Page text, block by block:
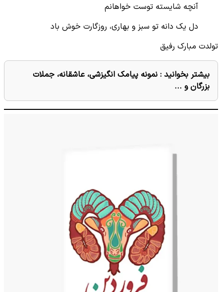
آنچه شایسته توست خواهانم
دل یک دانه تو سبز و بهاری، روزگارت خوش باد
تولدت مبارک رفیق
بیشتر بخوانید : نمونه پیامک‌ انگیزشی، عاشقانه، جملات
بزرگان و ...